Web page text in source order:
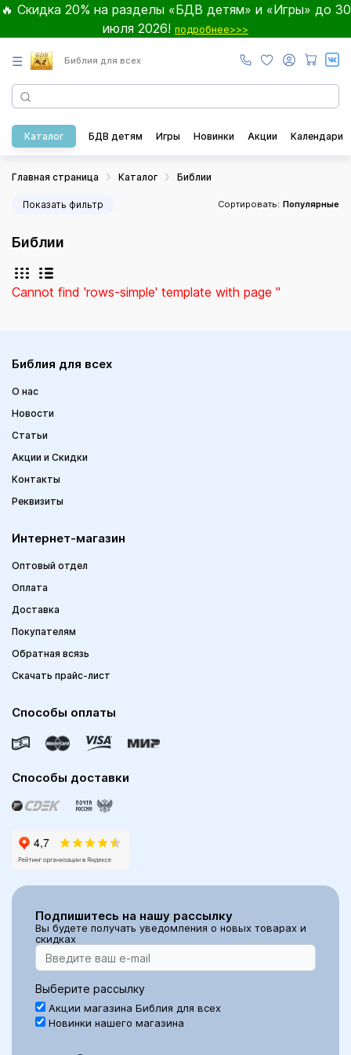
🔥 Скидка 20% на разделы «БДВ детям» и «Игры» до 30
июля 2026! подробнее>>>
☰ Библия для всех
Каталог БДВ детям Игры Новинки Акции Календари
Главная страница Каталог Библии
Показать фильтр Сортировать: Популярные
Библии
Cannot find 'rows-simple' template with page ''
Библия для всех
О нас
Новости
Статьи
Акции и Скидки
Контакты
Реквизиты
Интернет-магазин
Оптовый отдел
Оплата
Доставка
Покупателям
Обратная всязь
Скачать прайс-лист
Способы оплаты
Способы доставки
Подпишитесь на нашу рассылку
Вы будете получать уведомления о новых товарах и
скидках
Выберите рассылку
Акции магазина Библия для всех
Новинки нашего магазина